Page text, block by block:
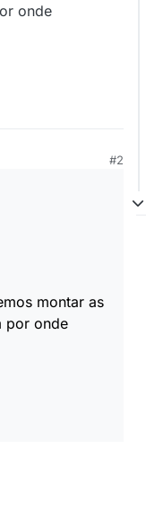
onde
#2
montar as
por onde